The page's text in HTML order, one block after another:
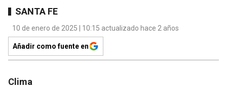
SANTA FE
10 de enero de 2025 | 10:15 actualizado hace 2 años
Añadir como fuente en
Clima